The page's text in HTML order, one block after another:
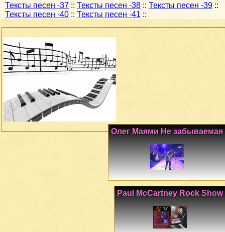
Тексты песен -37 :: Тексты песен -38 :: Тексты песен -39 ::
Тексты песен -40 :: Тексты песен -41 ::
Олег Маями Не забываемая
Paul McCartney Rock Show